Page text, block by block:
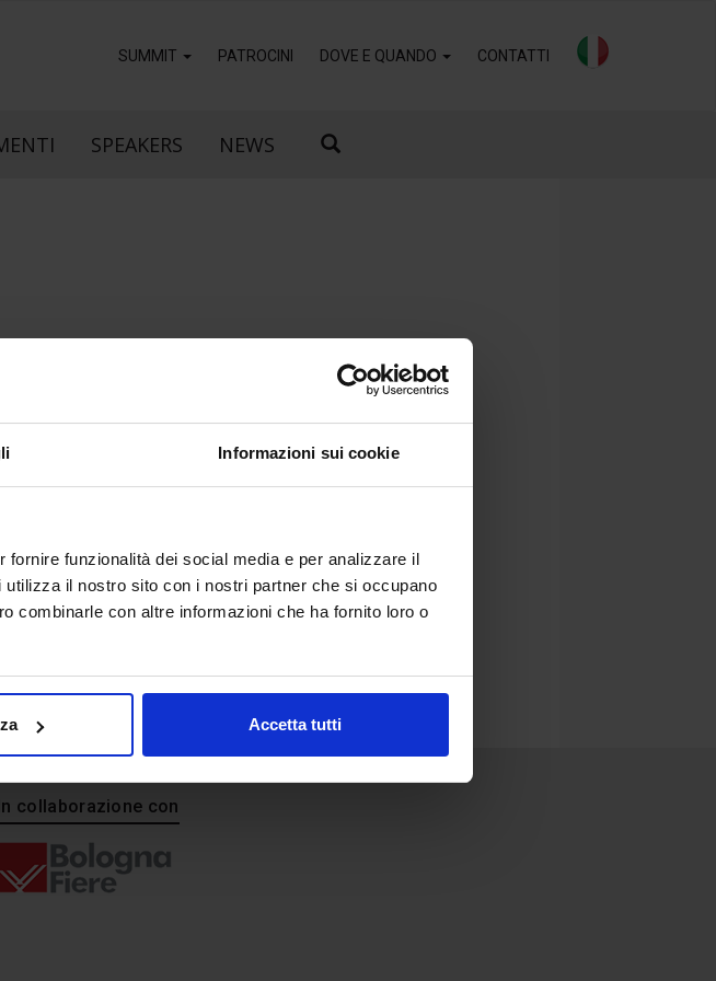
Informazioni sui cookie
funzionalità dei social media e per analizzare il
il nostro sito con i nostri partner che si occupano
combinarle con altre informazioni che ha fornito loro o
Accetta tutti
SUMMIT PATROCINI DOVE E QUANDO CONTATTI
SPEAKERS NEWS
collaborazione con